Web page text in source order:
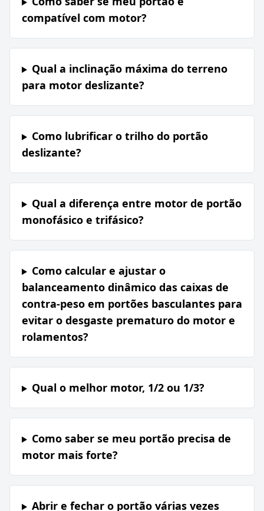
compatível com motor?
Qual a inclinação máxima do terreno
para motor deslizante?
Como lubrificar o trilho do portão
deslizante?
Qual a diferença entre motor de portão
monofásico e trifásico?
Como calcular e ajustar o
balanceamento dinâmico das caixas de
contra-peso em portões basculantes para
evitar o desgaste prematuro do motor e
rolamentos?
Qual o melhor motor, 1/2 ou 1/3?
Como saber se meu portão precisa de
motor mais forte?
Abrir e fechar o portão várias vezes